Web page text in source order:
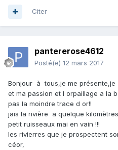
Citer
pantererose4612
Posté(e) 12 mars 2017
Bonjour à tous,je me présente,je
et ma passion et l orpaillage a la
pas la moindre trace d or!!
jais la rivière a quelque
petit ruisseaux mai en vain !!!
les rivierres que je prospectent
céor,